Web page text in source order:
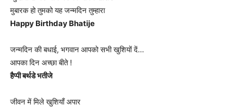
मुबारक हो तुमको यह जन्मदिन तुम्हारा
Happy Birthday Bhatije
जन्मदिन की बधाई, भगवान आपको सभी खुशियों दें…
आपका दिन अच्छा बीते !
हैप्पी बर्थडे भतीजे
जीवन में मिले खुशियाँ अपार